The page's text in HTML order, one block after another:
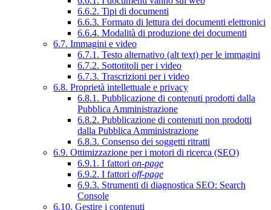
6.6.2. Tipi di documenti
6.6.3. Formato di lettura dei documenti elettronici
6.6.4. Modalità di produzione dei documenti
6.7. Immagini e video
6.7.1. Testo alternativo (alt text) per le immagini
6.7.2. Sottotitoli per i video
6.7.3. Trascrizioni per i video
6.8. Proprietà intellettuale e privacy
6.8.1. Pubblicazione di contenuti prodotti dalla
Pubblica Amministrazione
6.8.2. Pubblicazione di contenuti non prodotti
dalla Pubblica Amministrazione
6.8.3. Consenso dei soggetti ritratti
6.9. Ottimizzazione per i motori di ricerca (SEO)
6.9.1. I fattori on-page
6.9.2. I fattori off-page
6.9.3. Strumenti di diagnostica SEO: Search
Console
6.10. Gestire i contenuti